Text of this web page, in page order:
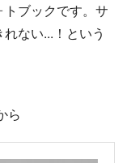
ブックです。サ
ない...！という
ら